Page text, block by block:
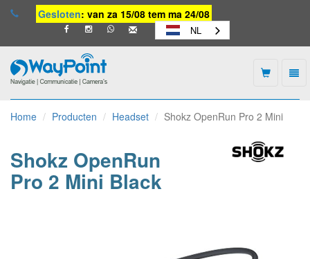
Gesloten: van za 15/08 tem ma 24/08
NL
-
naar
Home Producten Headset Shokz OpenRun Pro 2 Mini
Shokz OpenRun
Pro 2 Mini Black